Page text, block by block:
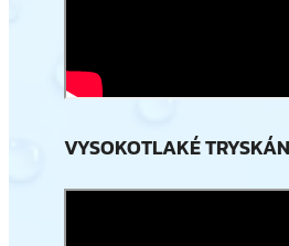
VYSOKOTLAKÉ